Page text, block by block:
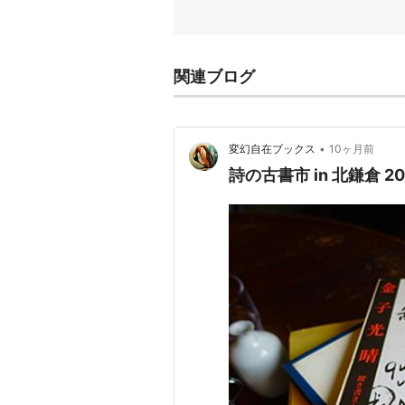
関連ブログ
変幻自在ブックス • 10ヶ月前
詩の古書市 in 北鎌倉